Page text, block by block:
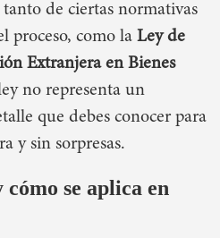
de ciertas normativas
proceso, como la Ley de
Extranjera en Bienes
no representa un
que debes conocer para
y sin sorpresas.
se aplica en